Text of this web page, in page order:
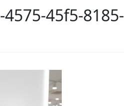
45f5-8185-